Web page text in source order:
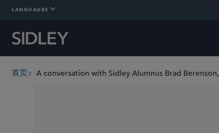
LANGUAGES
breadcrumbs
首页